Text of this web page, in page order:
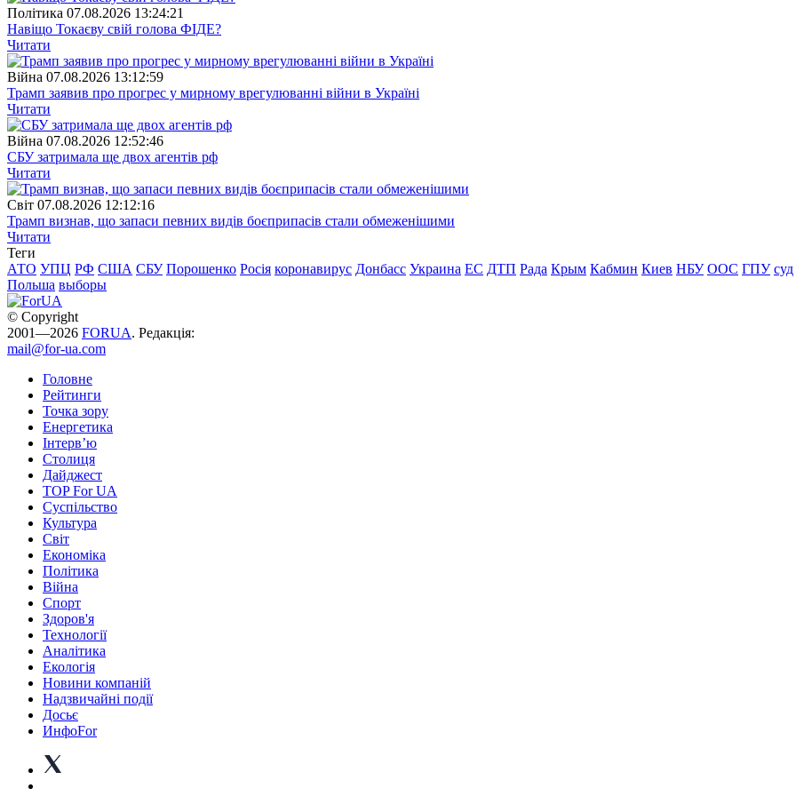
Полiтика 07.08.2026 13:24:21
Навіщо Токаєву свій голова ФІДЕ?
Читати
Війна 07.08.2026 13:12:59
Трамп заявив про прогрес у мирному врегулюванні війни в Україні
Читати
Війна 07.08.2026 12:52:46
СБУ затримала ще двох агентів рф
Читати
Свiт 07.08.2026 12:12:16
Трамп визнав, що запаси певних видів боєприпасів стали обмеженішими
Читати
Теги
АТО УПЦ РФ США СБУ Порошенко Росія коронавирус Донбасс Украина ЕС ДТП Рада Крым Кабмин Киев НБУ ООС ГПУ суд
Польша выборы
© Copyright
2001—2026 FORUA. Редакція:
mail@for-ua.com
Головне
Рейтинги
Точка зору
Енергетика
Інтерв’ю
Столиця
Дайджест
TOP For UA
Суспiльство
Культура
Світ
Економіка
Політика
Війна
Спорт
Здоров'я
Технології
Аналітика
Екологія
Новини компаній
Надзвичайні події
Досьє
ИнфоFor